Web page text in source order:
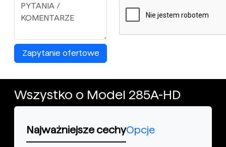
Zapytanie ofertowe
Wszystko o Model 285A-HD
Najważniejsze cechyOpcje